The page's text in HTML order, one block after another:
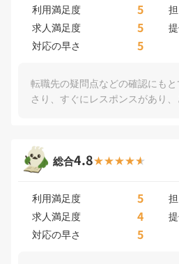
利用満足度 5
求人満足度 5
対応の早さ 5
転職先の疑問点などの確認にも
さり、すぐにレスポンスがあり、
総合4.8
利用満足度 5
求人満足度 4
対応の早さ 5